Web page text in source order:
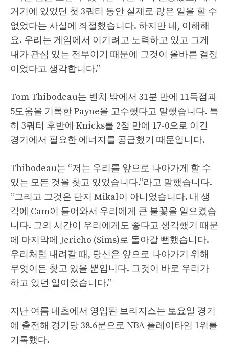
거기에 있었던 첫 3쿼터 동안 실제로 많은 일을 할 수
없었다는 사실에 좌절했습니다. 하지만 네, 이해해
요. 우리는 게임에서 이기려고 노력하고 있고 그게
내가 관심 있는 전부이기 때문에 그것이 올바른 결정
이었다고 생각합니다.”
Tom Thibodeau는 벤치 밖에서 31분 만에 11득점과
5도움을 기록한 Payne을 고수했다고 말했습니다. 특
히 3쿼터 후반에 Knicks를 2점 만에 17-0으로 이긴
경기에서 필요한 에너지를 공급했기 때문입니다.
Thibodeau는 “저는 우리를 앞으로 나아가게 할 수
있는 모든 것을 찾고 있었습니다.”라고 말했습니다.
“그리고 그것은 단지 Mikal이 아니었습니다. 내 생
각에 Cam이 들어와서 우리에게 큰 불꽃을 일으켰습
니다. 그의 시간이 우리에게도 좋다고 생각했기 때문
에 마지막에 Jericho (Sims)로 돌아갈 뻔했습니다.
우리처럼 내려갈 때, 당신은 앞으로 나아가기 위해
무엇이든 찾고 있을 뿐입니다. 그것이 바로 우리가
하고 있던 일이었습니다.”
지난 여름 네츠에서 영입된 브리지스는 토요일 경기
에 출전해 경기당 38.6분으로 NBA 플레이타임 1위를
기록했다.